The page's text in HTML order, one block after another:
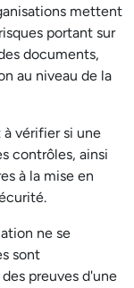
mettent
portant sur
documents,
au niveau de la
vérifier si une
contrôles, ainsi
à la mise en
ne se
sont
preuves d'une